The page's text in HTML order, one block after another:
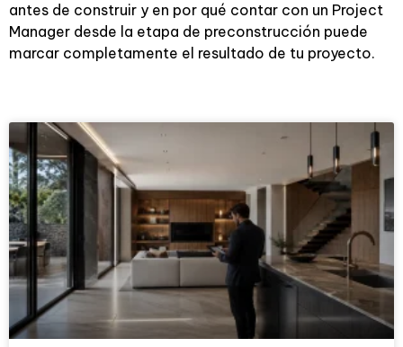
antes de construir y en por qué contar con un Project
Manager desde la etapa de preconstrucción puede
marcar completamente el resultado de tu proyecto.